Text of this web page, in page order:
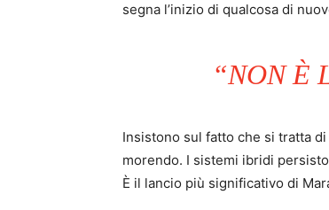
segna l’inizio di qualcosa di
“NON È
Insistono sul fatto che si tratta
morendo. I sistemi ibridi
È il lancio più significativo di